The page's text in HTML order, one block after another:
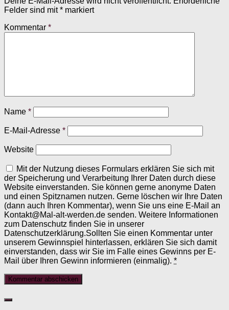
Felder sind mit* markiert
Kommentar *
Name *
E-Mail-Adresse *
Website
Mit der Nutzung dieses Formulars erklären Sie sich mit
der Speicherung und Verarbeitung Ihrer Daten durch diese
Website einverstanden. Sie können gerne anonyme Daten
und einen Spitznamen nutzen. Gerne löschen wir Ihre Daten
(dann auch Ihren Kommentar), wenn Sie uns eine E-Mail an
Kontakt@Mal-alt-werden.de senden. Weitere Informationen
zum Datenschutz finden Sie in unserer
Datenschutzerklärung.Sollten Sie einen Kommentar unter
unserem Gewinnspiel hinterlassen, erklären Sie sich damit
einverstanden, dass wir Sie im Falle eines Gewinns per E-
Mail über Ihren Gewinn informieren (einmalig). *